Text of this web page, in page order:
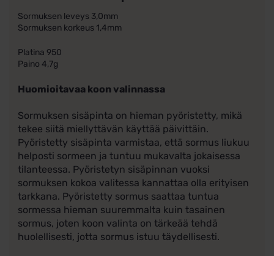
Sormuksen leveys 3,0mm
Sormuksen korkeus 1,4mm
Platina 950
Paino 4,7g
Huomioitavaa koon valinnassa
Sormuksen sisäpinta on hieman pyöristetty, mikä
tekee siitä miellyttävän käyttää päivittäin.
Pyöristetty sisäpinta varmistaa, että sormus liukuu
helposti sormeen ja tuntuu mukavalta jokaisessa
tilanteessa. Pyöristetyn sisäpinnan vuoksi
sormuksen kokoa valitessa kannattaa olla erityisen
tarkkana. Pyöristetty sormus saattaa tuntua
sormessa hieman suuremmalta kuin tasainen
sormus, joten koon valinta on tärkeää tehdä
huolellisesti, jotta sormus istuu täydellisesti.